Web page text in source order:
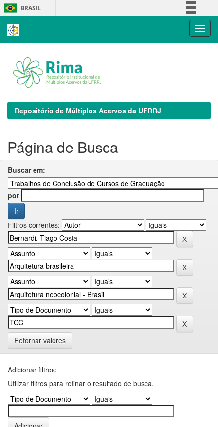
Skip
navigation
BRASIL
Repositório de Múltiplos Acervos da UFRRJ
Página de Busca
Buscar em:
por
Filtros correntes:
Retornar valores
Adicionar filtros:
Utilizar filtros para refinar o resultado de busca.